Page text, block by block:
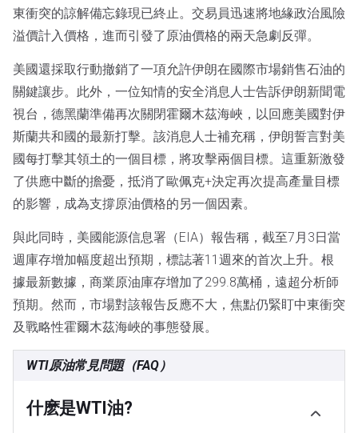
東衝突的諒解備忘錄現已終止。交易員迅速將地緣政治風險
溢價計入價格，進而引發了原油價格的兩天急劇反彈。
美國還採取行動撤銷了一項允許伊朗在國際市場銷售石油的
關鍵讓步。此外，一位知情的安全消息人士告訴伊朗新聞電
視台，德黑蘭準備再次關閉霍爾木茲海峽，以回應美國對伊
斯蘭共和國的最新打擊。該消息人士補充稱，伊朗誓言對美
國每打擊其領土的一個目標，將攻擊兩個目標。這重新激發
了供應中斷的擔憂，抵消了歐佩克+決定再次提高產量目標
的影響，成為支撐原油價格的另一個因素。
與此同時，美國能源信息署（EIA）報告稱，截至7月3日當
週庫存增加幅度超出預期，標誌著11週來的首次上升。根
據最新數據，商業原油庫存增加了299.8萬桶，遠超分析師
預期。然而，市場對該報告反應不大，焦點仍緊盯中東衝突
及戰略性霍爾木茲海峽的事態發展。
WTI原油常見問題（FAQ）
什麽是WTI油?